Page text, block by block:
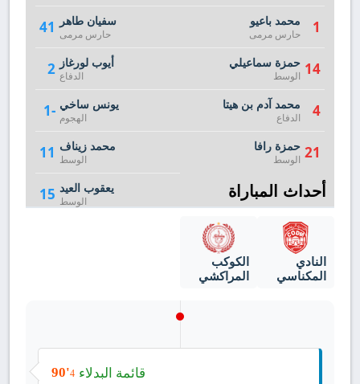
41 سفيان طاهر
حارس مرمى
2 أيوب لورغاز
الدفاع
-1 يونس ساخي
الهجوم
11 محمد زيناف
الوسط
15 يعقوب العيد
الوسط
1 محمد باعيو
حارس مرمى
14 حمزة سماعيلي
الوسط
4 محمد آدم بن هيتا
الدفاع
21 حمزة رافا
الوسط
أحداث المباراة
النادي
المكناسي
الكوكب
المراكشي
90'4 قائمة البدلاء